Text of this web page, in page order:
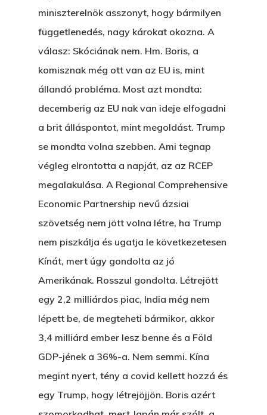
miniszterelnök asszonyt, hogy bármilyen
függetlenedés, nagy károkat okozna. A
válasz: Skóciának nem. Hm. Boris, a
komisznak még ott van az EU is, mint
állandó probléma. Most azt mondta:
decemberig az EU nak van ideje elfogadni
a brit álláspontot, mint megoldást. Trump
se mondta volna szebben. Ami tegnap
végleg elrontotta a napját, az az RCEP
megalakulása. A Regional Comprehensive
Economic Partnership nevű ázsiai
szövetség nem jött volna létre, ha Trump
nem piszkálja és ugatja le következetesen
Kínát, mert úgy gondolta az jó
Amerikának. Rosszul gondolta. Létrejött
egy 2,2 milliárdos piac, India még nem
lépett be, de megteheti bármikor, akkor
3,4 milliárd ember lesz benne és a Föld
GDP-jének a 36%-a. Nem semmi. Kína
megint nyert, tény a covid kellett hozzá és
egy Trump, hogy létrejöjjön. Boris azért
Akkor És Ott
Nem Szégyen Az
KI-BEJÁRAT
A Pitli
Pofád, Az Van!
Egy Be-Fektetést,
FELICITÁ
Betli
Egy Világbajnokságot,
VOLT EGYSZER EGY
ÁRULÓ!
A Kaszinó
Hírek
This is an optional,
customizable off
About Salient
The Castle
Unit 345
2500 Castle Dr
Manhattan, NY
T: +216 (0)40 3629
E: